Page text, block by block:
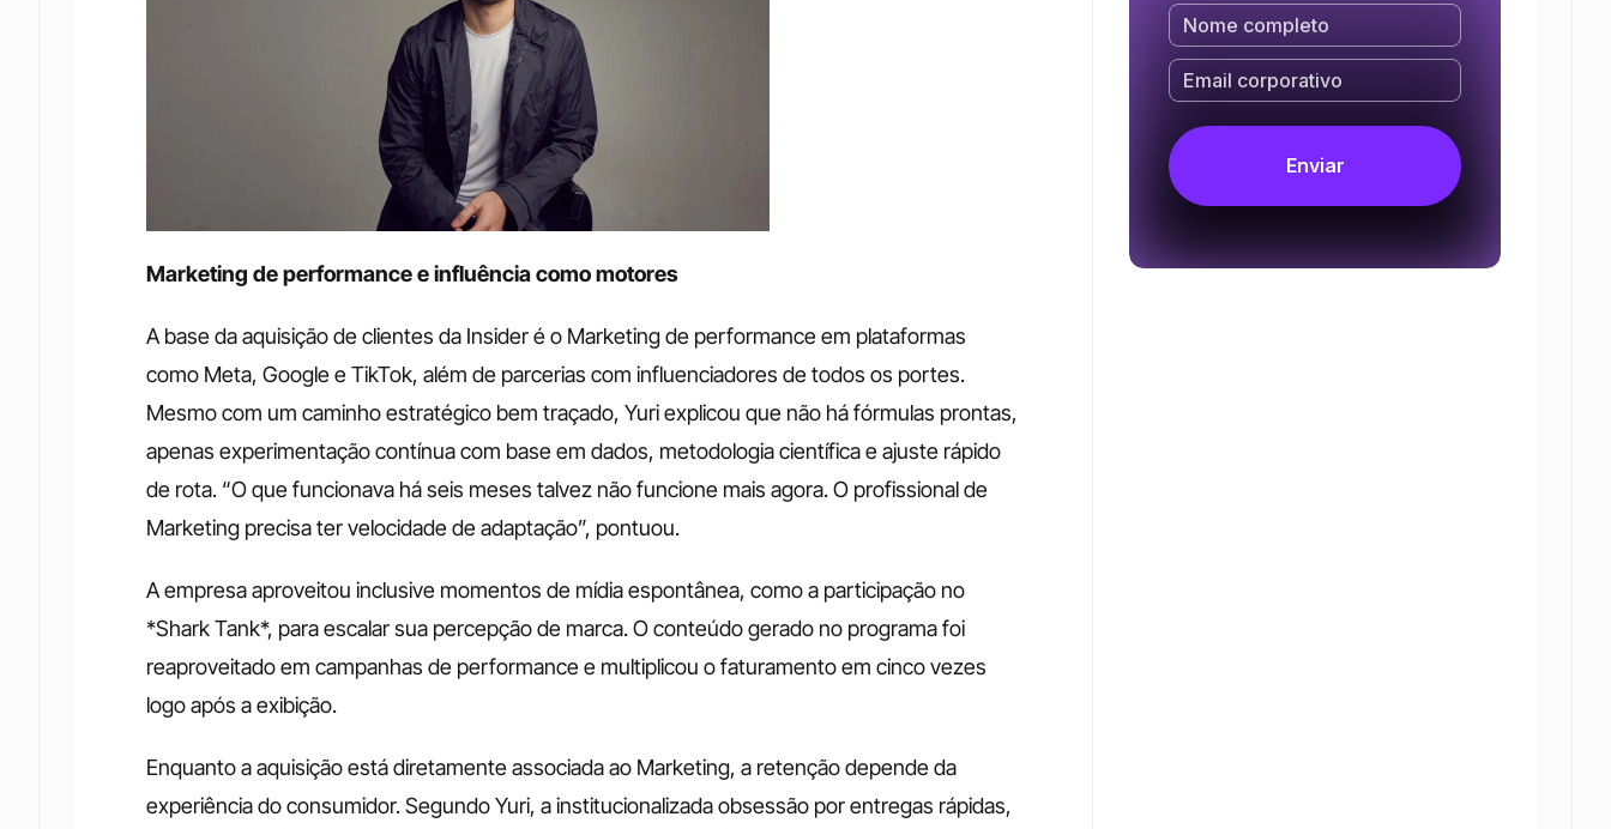
Marketing de performance e influência como motores
A base da aquisição de clientes da Insider é o Marketing de performance em plataformas
como Meta, Google e TikTok, além de parcerias com influenciadores de todos os portes.
Mesmo com um caminho estratégico bem traçado, Yuri explicou que não há fórmulas prontas,
apenas experimentação contínua com base em dados, metodologia científica e ajuste rápido
de rota. “O que funcionava há seis meses talvez não funcione mais agora. O profissional de
Marketing precisa ter velocidade de adaptação”, pontuou.
A empresa aproveitou inclusive momentos de mídia espontânea, como a participação no
*Shark Tank*, para escalar sua percepção de marca. O conteúdo gerado no programa foi
reaproveitado em campanhas de performance e multiplicou o faturamento em cinco vezes
logo após a exibição.
Enquanto a aquisição está diretamente associada ao Marketing, a retenção depende da
experiência do consumidor. Segundo Yuri, a institucionalizada obsessão por entregas rápidas,